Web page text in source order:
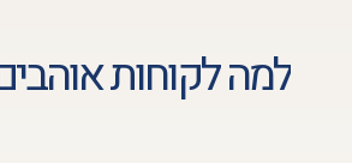
למה לקוחות